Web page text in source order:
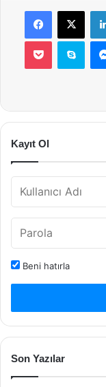
Facebook
X
Pocket
Kayıt Ol
Beni hatırla
Son Yazılar